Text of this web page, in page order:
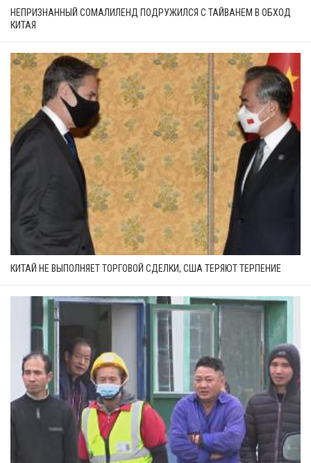
НЕПРИЗНАННЫЙ СОМАЛИЛЕНД ПОДРУЖИЛСЯ С ТАЙВАНЕМ В ОБХОД
КИТАЯ
КИТАЙ НЕ ВЫПОЛНЯЕТ ТОРГОВОЙ СДЕЛКИ, США ТЕРЯЮТ ТЕРПЕНИЕ